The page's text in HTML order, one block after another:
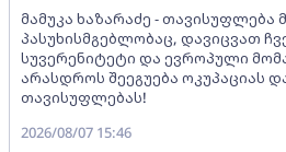
მამუკა ხაზარაძე - თავისუფლება
პასუხისმგებლობაც, დავიცვათ
სუვერენიტეტი და ევროპული
არასდროს შეეგუება ოკუპაციას
თავისუფლებას!
2026/08/07 15:46